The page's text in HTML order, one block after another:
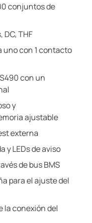
conjuntos de
THF
uno con 1 contacto
con un
y
ajustable
externa
y LEDs de aviso
de bus BMS
para el ajuste del
la conexión del